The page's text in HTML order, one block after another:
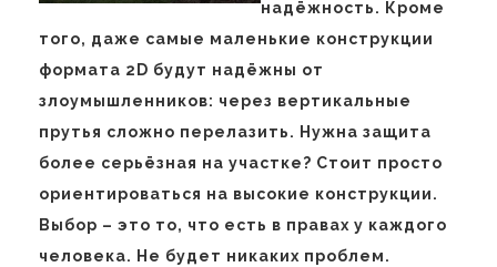
надёжность. Кроме
того, даже самые маленькие конструкции
формата 2D будут надёжны от
злоумышленников: через вертикальные
прутья сложно перелазить. Нужна защита
более серьёзная на участке? Стоит просто
ориентироваться на высокие конструкции.
Выбор – это то, что есть в правах у каждого
человека. Не будет никаких проблем.